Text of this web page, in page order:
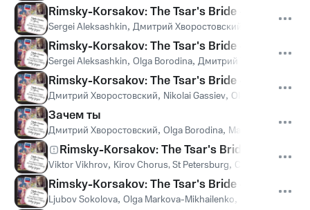
Rimsky-Korsakov: The Tsar's Bride - original
Sergei Aleksashkin, Дмитрий Хворостовский
Rimsky-Korsakov: The Tsar's Bride - original
Sergei Aleksashkin, Olga Borodina, Дмитрий Хворостовский
Rimsky-Korsakov: The Tsar's Bride - original
Дмитрий Хворостовский, Nikolai Gassiev, Olga Borodina
Зачем ты
Дмитрий Хворостовский, Olga Borodina, Mariinsky
Rimsky-Korsakov: The Tsar's Bride - original
Viktor Vikhrov, Kirov Chorus, St Petersburg, Симфонический
Rimsky-Korsakov: The Tsar's Bride - original
Ljubov Sokolova, Olga Markova-Mikhailenko,